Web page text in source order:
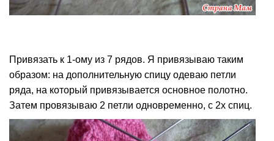
Привязать к 1-ому из 7 рядов. Я привязываю таким
образом: на дополнительную спицу одеваю петли
ряда, на который привязывается основное полотно.
Затем провязываю 2 петли одновременно, с 2х спиц.